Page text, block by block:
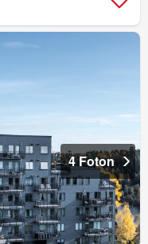
4 Foton